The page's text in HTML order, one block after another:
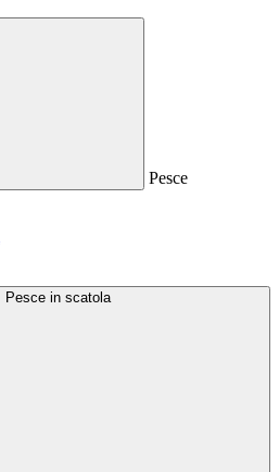
Pesce
Pesce in scatola